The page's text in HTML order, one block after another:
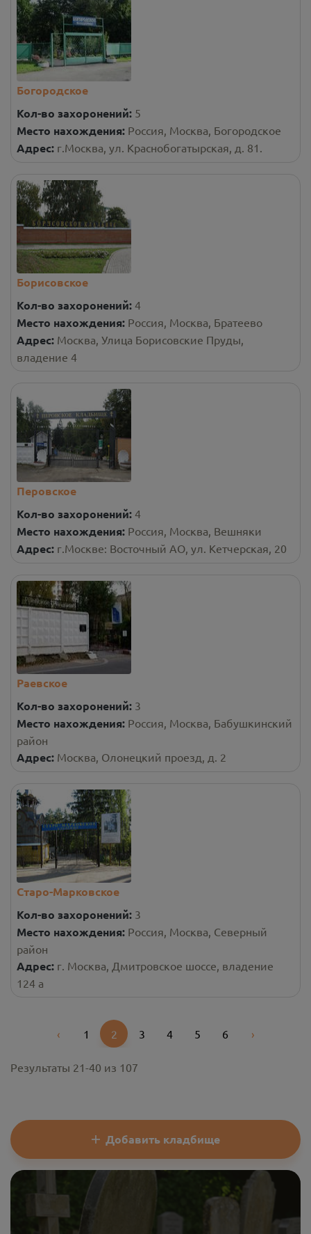
Богородское
Кол-во захоронений: 5
Место нахождения: Россия, Москва, Богородское
Адрес: г.Москва, ул. Краснобогатырская, д. 81.
Борисовское
Кол-во захоронений: 4
Место нахождения: Россия, Москва, Братеево
Адрес: Москва, Улица Борисовские Пруды,
владение 4
Перовское
Кол-во захоронений: 4
Место нахождения: Россия, Москва, Вешняки
Адрес: г.Москве: Восточный АО, ул. Кетчерская, 20
Раевское
Кол-во захоронений: 3
Место нахождения: Россия, Москва, Бабушкинский
район
Адрес: Москва, Олонецкий проезд, д. 2
Старо-Марковское
Кол-во захоронений: 3
Место нахождения: Россия, Москва, Северный
район
Адрес: г. Москва, Дмитровское шоссе, владение
124 а
‹Previous
1 2 3 4 5 6 ›Next
Результаты 21-40 из 107
Добавить кладбище